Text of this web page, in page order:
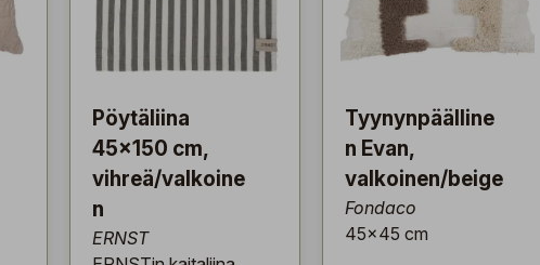
Pöytäliina
45x150 cm,
vihreä/valkoine
n
ERNST
Tyynynpäälline
n Evan,
valkoinen/beige
Fondaco
45x45 cm